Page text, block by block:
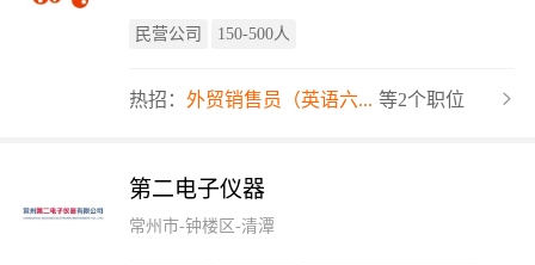
民营公司 150-500人
热招： 外贸销售员（英语六... 等2个职位
第二电子仪器
常州市-钟楼区-清潭